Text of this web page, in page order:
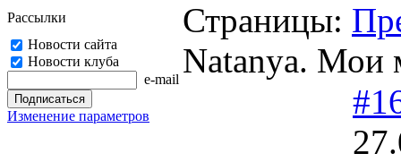
Рассылки
Новости сайта
Новости клуба
e-mail
Изменение параметров
Страницы:
Natanya. Мои